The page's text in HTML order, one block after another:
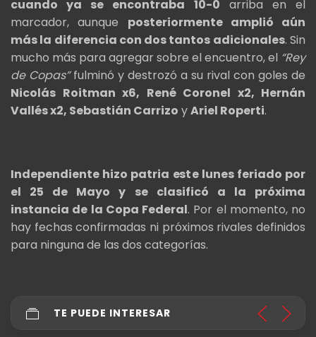
cuando ya se encontraba 10-0 arriba en el
marcador, aunque posteriormente amplió aún
más la diferencia con dos tantos adicionales. Sin
mucho más para agregar sobre el encuentro, el “Rey
de Copas”fulminó y destrozó a su rival con goles de
Nicolás Roitman x6, René Coronel x2, Hernán
Vallés x2, Sebastián Carrizo yAriel Roperti.
Independiente hizo patria este lunes feriado por
el 25 de Mayo y se clasificó a la próxima
instancia de la Copa Federal. Por el momento, no
hay fechas confirmadas ni próximos rivales definidos
para ninguna de las dos categorías.
TE PUEDE INTERESAR